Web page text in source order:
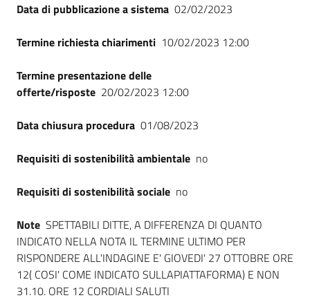
Data di pubblicazione a sistema 02/02/2023
Termine richiesta chiarimenti 10/02/2023 12:00
Termine presentazione delle
offerte/risposte 20/02/2023 12:00
Data chiusura procedura 01/08/2023
Requisiti di sostenibilità ambientale no
Requisiti di sostenibilità sociale no
Note SPETTABILI DITTE, A DIFFERENZA DI QUANTO
INDICATO NELLA NOTA IL TERMINE ULTIMO PER
RISPONDERE ALL'INDAGINE E' GIOVEDI' 27 OTTOBRE ORE
12( COSI' COME INDICATO SULLAPIATTAFORMA) E NON
31.10. ORE 12 CORDIALI SALUTI